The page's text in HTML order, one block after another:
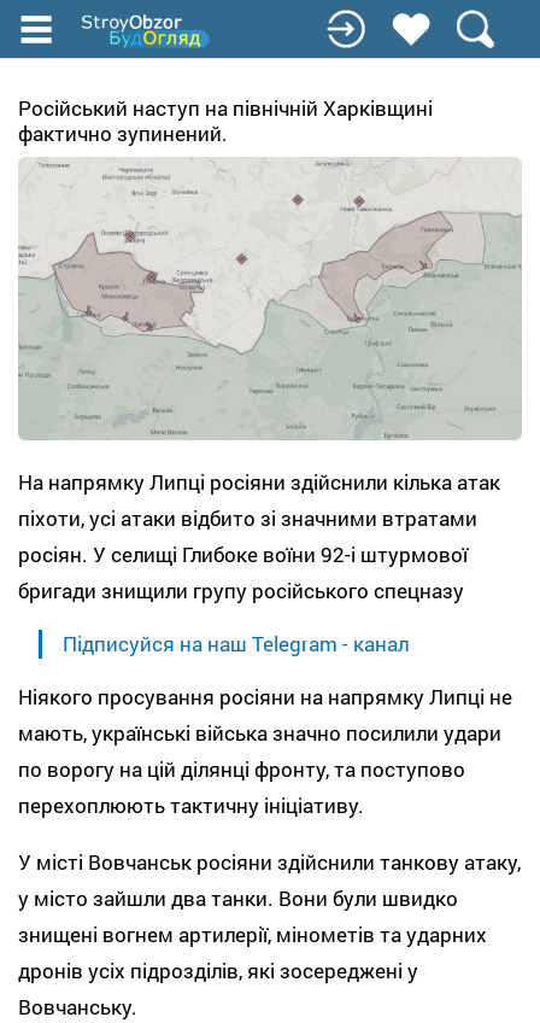
Перейти
содержанию
Російський наступ на північній Харківщині
фактично зупинений.
На напрямку Липці росіяни здійснили кілька атак
піхоти, усі атаки відбито зі значними втратами
росіян. У селищі Глибоке воїни 92-і штурмової
бригади знищили групу російського спецназу
Підписуйся на наш Telegram - канал
Ніякого просування росіяни на напрямку Липці не
мають, українські війська значно посилили удари
по ворогу на цій ділянці фронту, та поступово
перехоплюють тактичну ініціативу.
У місті Вовчанськ росіяни здійснили танкову атаку,
у місто зайшли два танки. Вони були швидко
знищені вогнем артилерії, мінометів та ударних
дронів усіх підрозділів, які зосереджені у
Вовчанську.